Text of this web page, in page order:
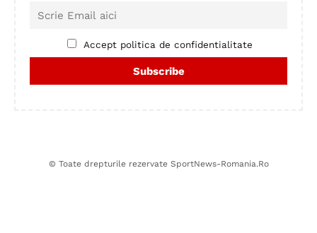
Accept politica de confidentialitate
© Toate drepturile rezervate SportNews-Romania.Ro